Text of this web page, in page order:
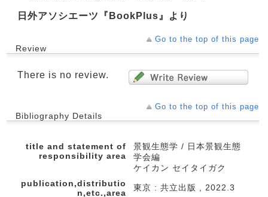
日外アソシエーツ『BookPlus』より
Go to the top of this page
Review
There is no review.
Go to the top of this page
Bibliography Details
title and statement of
responsibility area
景観生態学 / 日本景観生態
学会編
ケイカン セイタイガク
publication,distributio
n,etc.,area
東京 : 共立出版 , 2022.3